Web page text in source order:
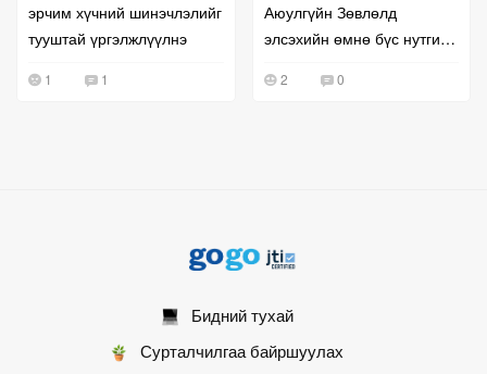
эрчим хүчний шинэчлэлийг
тууштай үргэлжлүүлнэ
1 1
Аюулгүйн Зөвлөлд
элсэхийн өмнө бүс нутгийн
эрчимжүүллээ
2 0
Бидний тухай
Сурталчилгаа байршуулах